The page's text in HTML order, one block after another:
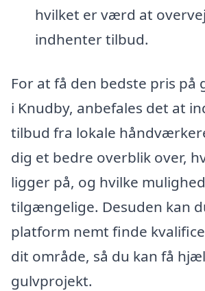
hvilket er værd at
indhenter tilbud.
For at få den bedste pris på
i Knudby, anbefales det at
tilbud fra lokale
dig et bedre overblik over,
ligger på, og hvilke
tilgængelige. Desuden kan
platform nemt finde
dit område, så du kan få
gulvprojekt.